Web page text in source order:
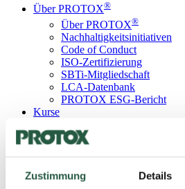
Zustimmung Details
Über PROTOX®
Über PROTOX®
Nachhaltigkeitsinitiativen
Code of Conduct
ISO-Zertifizierung
SBTi-Mitgliedschaft
LCA-Datenbank
PROTOX ESG-Bericht
Kurse
Sprache
English (AU)